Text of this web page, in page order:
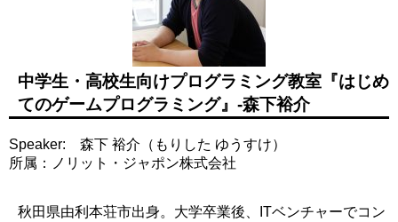
中学生・高校生向けプログラミング教室『はじめ
てのゲームプログラミング』-森下裕介
Speaker: 森下 裕介（もりした ゆうすけ）
所属：ノリット・ジャポン株式会社
秋田県由利本荘市出身。大学卒業後、ITベンチャーでコン